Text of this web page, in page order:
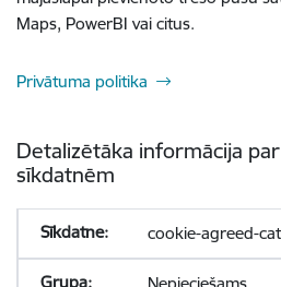
Maps, PowerBI vai citus.
Privātuma politika
Detalizētāka informācija
sīkdatnēm
cookie-agreed-